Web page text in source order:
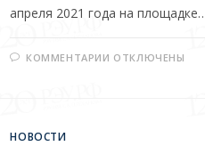
апреля 2021 года на
КОММЕНТАРИИ ОТКЛЮЧЕНЫ
НОВОСТИ